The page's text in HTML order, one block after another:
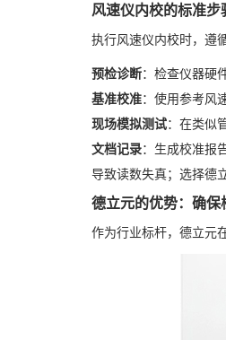
风速仪内校的标准步
执行风速仪内校时，遵
预检诊断：检查仪器硬
基准校准：使用参考风
现场模拟测试：在类似
文档记录：生成校准报
导致读数失真；选择德
德立元的优势：确保
作为行业标杆，德立元